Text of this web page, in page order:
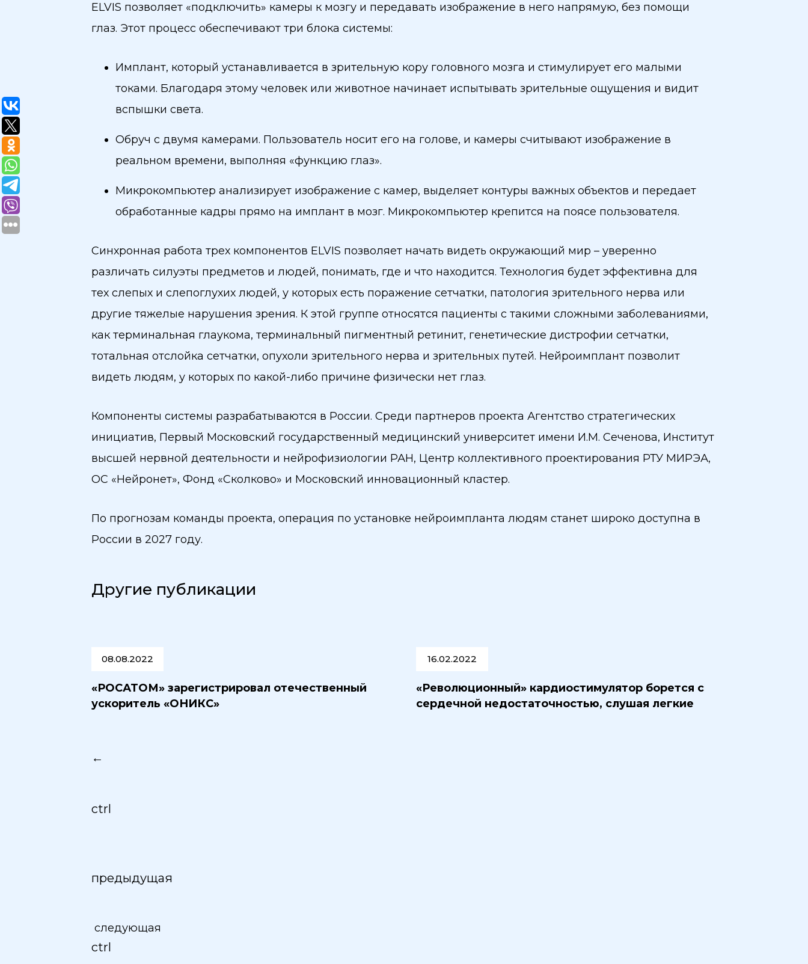
ELVIS позволяет «подключить» камеры к мозгу и передавать изображение в него напрямую, без помощи
глаз. Этот процесс обеспечивают три блока системы:
Имплант, который устанавливается в зрительную кору головного мозга и стимулирует его малыми
токами. Благодаря этому человек или животное начинает испытывать зрительные ощущения и видит
вспышки света.
Обруч с двумя камерами. Пользователь носит его на голове, и камеры считывают изображение в
реальном времени, выполняя «функцию глаз».
Микрокомпьютер анализирует изображение с камер, выделяет контуры важных объектов и передает
обработанные кадры прямо на имплант в мозг. Микрокомпьютер крепится на поясе пользователя.
Синхронная работа трех компонентов ELVIS позволяет начать видеть окружающий мир – уверенно
различать силуэты предметов и людей, понимать, где и что находится. Технология будет эффективна для
тех слепых и слепоглухих людей, у которых есть поражение сетчатки, патология зрительного нерва или
другие тяжелые нарушения зрения. К этой группе относятся пациенты с такими сложными заболеваниями,
как терминальная глаукома, терминальный пигментный ретинит, генетические дистрофии сетчатки,
тотальная отслойка сетчатки, опухоли зрительного нерва и зрительных путей. Нейроимплант позволит
видеть людям, у которых по какой-либо причине физически нет глаз.
Компоненты системы разрабатываются в России. Среди партнеров проекта Агентство стратегических
инициатив, Первый Московский государственный медицинский университет имени И.М. Сеченова, Институт
высшей нервной деятельности и нейрофизиологии РАН, Центр коллективного проектирования РТУ МИРЭА,
ОС «Нейронет», Фонд «Сколково» и Московский инновационный кластер.
По прогнозам команды проекта, операция по установке нейроимпланта людям станет широко доступна в
России в 2027 году.
Другие публикации
08.08.2022
«РОСАТОМ» зарегистрировал отечественный
ускоритель «ОНИКС»
16.02.2022
«Революционный» кардиостимулятор борется с
сердечной недостаточностью, слушая легкие
←
ctrl
предыдущая
следующая
ctrl